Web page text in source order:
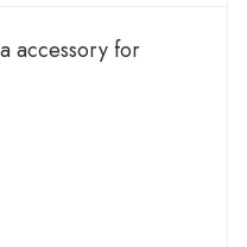
accessory for